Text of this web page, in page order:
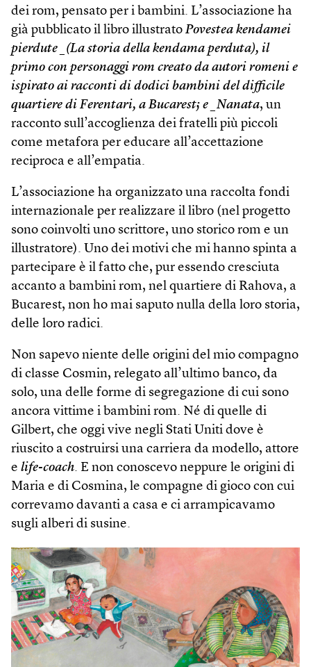
dei rom, pensato per i bambini. L’associazione ha
già pubblicato il libro illustrato Povestea kendamei
pierdute _(La storia della kendama perduta), il
primo con personaggi rom creato da autori romeni e
ispirato ai racconti di dodici bambini del difficile
quartiere di Ferentari, a Bucarest; e _Nanata, un
racconto sull’accoglienza dei fratelli più piccoli
come metafora per educare all’accettazione
reciproca e all’empatia.
L’associazione ha organizzato una raccolta fondi
internazionale per realizzare il libro (nel progetto
sono coinvolti uno scrittore, uno storico rom e un
illustratore). Uno dei motivi che mi hanno spinta a
partecipare è il fatto che, pur essendo cresciuta
accanto a bambini rom, nel quartiere di Rahova, a
Bucarest, non ho mai saputo nulla della loro storia,
delle loro radici.
Non sapevo niente delle origini del mio compagno
di classe Cosmin, relegato all’ultimo banco, da
solo, una delle forme di segregazione di cui sono
ancora vittime i bambini rom. Né di quelle di
Gilbert, che oggi vive negli Stati Uniti dove è
riuscito a costruirsi una carriera da modello, attore
e life-coach. E non conoscevo neppure le origini di
Maria e di Cosmina, le compagne di gioco con cui
correvamo davanti a casa e ci arrampicavamo
sugli alberi di susine.